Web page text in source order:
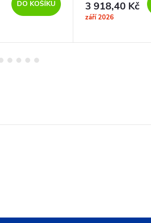
DO KOŠÍKU 3 918,40 Kč
září 2026